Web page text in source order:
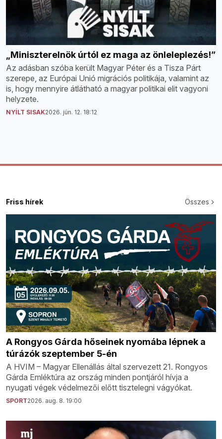
„Miniszterelnök úrtól ez maga az önleleplezés!”
Az adásban szóba került Magyar Péter és a Tisza Párt
szerepe, az Európai Unió migrációs politikája, valamint az
is, hogy mennyire átlátható a magyar politikai elit vagyoni
helyzete.
NYÍLT SISAK2026. jún. 12. 18:12
Friss hírek Összes
A Rongyos Gárda hőseinek nyomába lépnek a
túrázók szeptember 5-én
A HVIM – Magyar Ellenállás által szervezett 21. Rongyos
Gárda Emléktúra az ország minden pontjáról hívja a
nyugati végek védelmezői előtt tisztelegni vágyókat.
SPORT2026. aug. 8. 19:00